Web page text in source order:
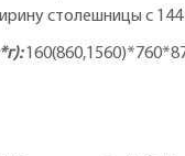
столешницы с